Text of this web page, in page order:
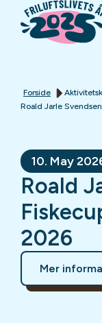
Forside
Roald Jarle
10. May
Roald
2026
Mer